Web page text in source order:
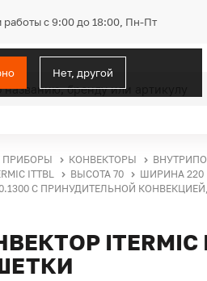
с 9:00 до 18:00, Пн-Пт
Нет, другой
ПРИБОРЫ КОНВЕКТОРЫ
ITTBL ВЫСОТА 70
ШИРИНА 220
С ПРИНУДИТЕЛЬНОЙ
ITERMIC